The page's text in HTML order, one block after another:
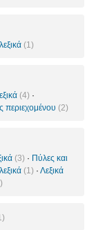
(1)
(4) ·
περιεχομένου (2)
(3) · Πύλες και
(1) · Λεξικά